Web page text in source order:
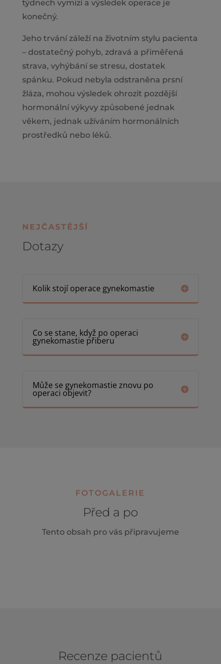
týdnech vymizí a výsledek operace je
konečný.
Jeho trvání záleží na životním stylu pacienta
– dostatečný pohyb, zdravá a přiměřená
strava, vyhýbání se stresu, dostatek
spánku. Pokud nebyla odstraněna prsní
žláza, mohou výsledek ohrozit pozdější
hormonální výkyvy způsobené jednak
věkem, jednak užíváním hormonálních
prostředků nebo léků.
NEJČASTĚJŠÍ
Dotazy
Kolik stojí operace gynekomastie
Co se stane, když po operaci
gynekomastie přiberu
Může se gynekomastie znovu po
operaci objevit?
FOTOGALERIE
Před a po
Tento obsah pro vás připravujeme
Recenze pacientů